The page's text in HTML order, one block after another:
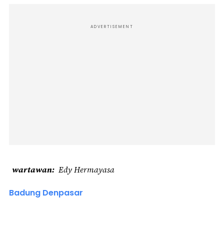
ADVERTISEMENT
wartawan Edy Hermayasa
Badung Denpasar